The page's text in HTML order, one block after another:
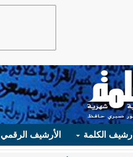
أرشيف الكلمة الأرشيف الرقمي